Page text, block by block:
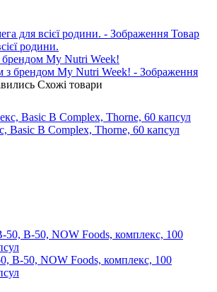
Товар
родини.
брендом My Nutri Week!
Схожі товари
Basic B Complex, Thorne, 60 капсул
B-50, NOW Foods, комплекс, 100